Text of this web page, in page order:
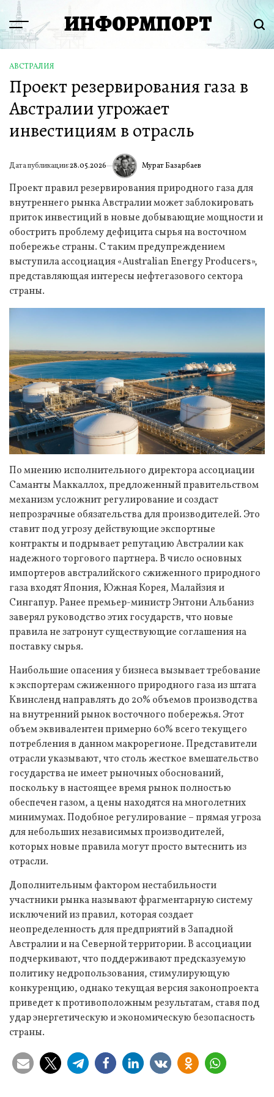
Перейти
содержимому
Menu ИНФОРМПОРТ
ОПУБЛИКОВАНО
В
АВСТРАЛИЯ
Проект резервирования газа в
Австралии угрожает
инвестициям в отрасль
Дата публикации:28.05.2026 ИА Мурат Базарбаев
Проект правил резервирования природного газа для
внутреннего рынка Австралии может заблокировать
приток инвестиций в новые добывающие мощности и
обострить проблему дефицита сырья на восточном
побережье страны. С таким предупреждением
выступила ассоциация «Australian Energy Producers»,
представляющая интересы нефтегазового сектора
страны.
По мнению исполнительного директора ассоциации
Саманты Маккаллох, предложенный правительством
механизм усложнит регулирование и создаст
непрозрачные обязательства для производителей. Это
ставит под угрозу действующие экспортные
контракты и подрывает репутацию Австралии как
надежного торгового партнера. В число основных
импортеров австралийского сжиженного природного
газа входят Япония, Южная Корея, Малайзия и
Сингапур. Ранее премьер-министр Энтони Альбаниз
заверял руководство этих государств, что новые
правила не затронут существующие соглашения на
поставку сырья.
Наибольшие опасения у бизнеса вызывает требование
к экспортерам сжиженного природного газа из штата
Квинсленд направлять до 20% объемов производства
на внутренний рынок восточного побережья. Этот
объем эквивалентен примерно 60% всего текущего
потребления в данном макрорегионе. Представители
отрасли указывают, что столь жесткое вмешательство
государства не имеет рыночных обоснований,
поскольку в настоящее время рынок полностью
обеспечен газом, а цены находятся на многолетних
минимумах. Подобное регулирование – прямая угроза
для небольших независимых производителей,
которых новые правила могут просто вытеснить из
отрасли.
Дополнительным фактором нестабильности
участники рынка называют фрагментарную систему
исключений из правил, которая создает
неопределенность для предприятий в Западной
Австралии и на Северной территории. В ассоциации
подчеркивают, что поддерживают предсказуемую
политику недропользования, стимулирующую
конкуренцию, однако текущая версия законопроекта
приведет к противоположным результатам, ставя под
удар энергетическую и экономическую безопасность
страны.